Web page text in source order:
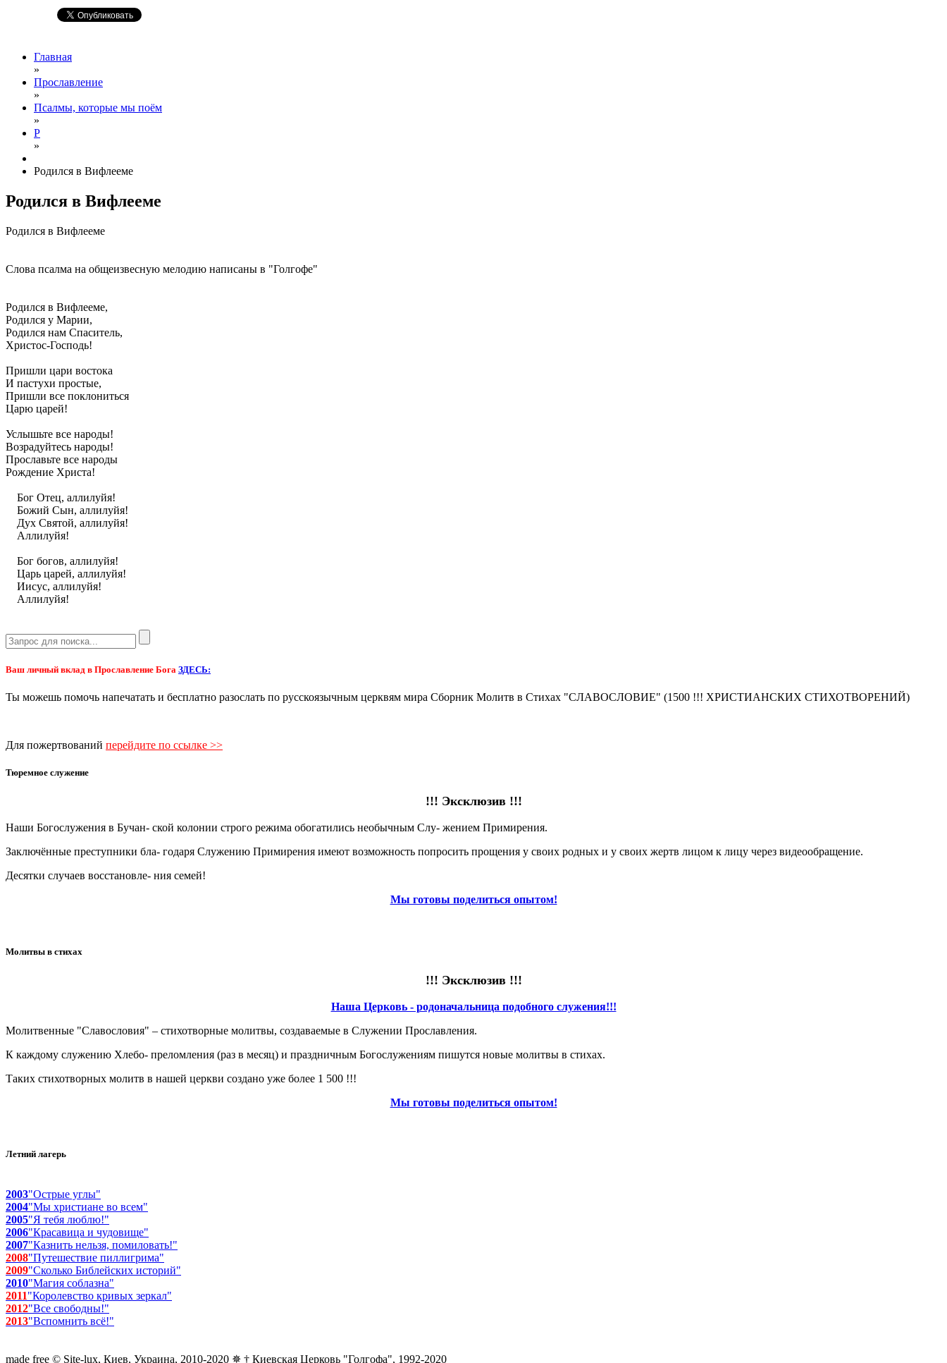
Главная
»
Прославление
»
Псалмы, которые мы поём
»
Р
»
Родился в Вифлееме
Родился в Вифлееме
Родился в Вифлееме
Слова псалма на общеизвесную мелодию написаны в "Голгофе"
Родился в Вифлееме,
Родился у Марии,
Родился нам Спаситель,
Христос-Господь!
Пришли цари востока
И пастухи простые,
Пришли все поклониться
Царю царей!
Услышьте все народы!
Возрадуйтесь народы!
Прославьте все народы
Рождение Христа!
Бог Отец, аллилуйя!
Божий Сын, аллилуйя!
Дух Святой, аллилуйя!
Аллилуйя!
Бог богов, аллилуйя!
Царь царей, аллилуйя!
Иисус, аллилуйя!
Аллилуйя!
Ваш личный вклад в Прославление Бога ЗДЕСЬ:
Ты можешь помочь напечатать и бесплатно разослать по русскоязычным церквям мира Сборник Молитв в Стихах "СЛАВОСЛОВИЕ" (1500 !!! ХРИСТИАНСКИХ СТИХОТВОРЕНИЙ)
Для пожертвований перейдите по ссылке >>
Тюремное служение
!!! Эксклюзив !!!
Наши Богослужения в Бучан- ской колонии строго режима обогатились необычным Слу- жением Примирения.
Заключённые преступники бла- годаря Служению Примирения имеют возможность попросить прощения у своих родных и у своих жертв лицом к лицу через видеообращение.
Десятки случаев восстановле- ния семей!
Мы готовы поделиться опытом!
Молитвы в стихах
!!! Эксклюзив !!!
Наша Церковь - родоначальница подобного служения!!!
Молитвенные "Славословия" – стихотворные молитвы, создаваемые в Служении Прославления.
К каждому служению Хлебо- преломления (раз в месяц) и праздничным Богослужениям пишутся новые молитвы в стихах.
Таких стихотворных молитв в нашей церкви создано уже более 1 500 !!!
Мы готовы поделиться опытом!
Летний лагерь
2003"Острые углы"
2004"Мы христиане во всем"
2005"Я тебя люблю!"
2006"Красавица и чудовище"
2007"Казнить нельзя, помиловать!"
2008"Путешествие пиллигрима"
2009"Сколько Библейских историй"
2010"Магия соблазна"
2011"Королевство кривых зеркал"
2012"Все свободны!"
2013"Вспомнить всё!"
made free © Site-lux, Киев, Украина, 2010-2020 ✵ † Киевская Церковь "Голгофа", 1992-2020